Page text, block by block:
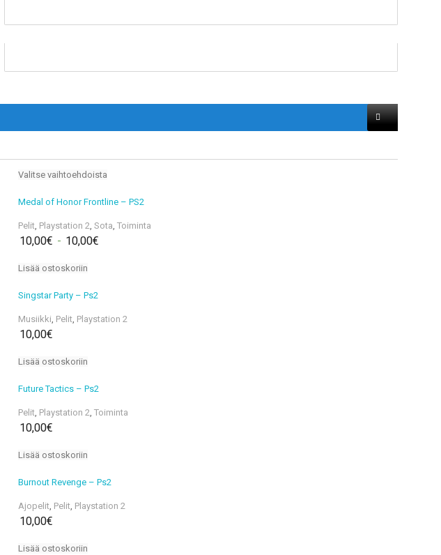
Valitse vaihtoehdoista
Medal of Honor Frontline – PS2
Pelit, Playstation 2, Sota, Toiminta
10,00€ - 10,00€
Lisää ostoskoriin
Singstar Party – Ps2
Musiikki, Pelit, Playstation 2
10,00€
Lisää ostoskoriin
Future Tactics – Ps2
Pelit, Playstation 2, Toiminta
10,00€
Lisää ostoskoriin
Burnout Revenge – Ps2
Ajopelit, Pelit, Playstation 2
10,00€
Lisää ostoskoriin